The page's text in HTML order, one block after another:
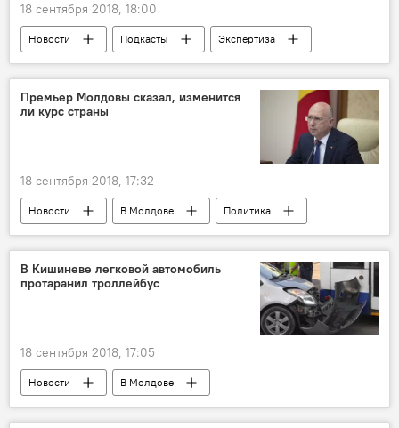
18 сентября 2018, 18:00
Новости Подкасты
Экспертиза
Сказано в эфире
Республика Молдова
Корнелиу Чуря
отставка
правительство
Премьер Молдовы сказал, изменится
ли курс страны
18 сентября 2018, 17:32
Новости В Молдове
Политика
Республика Молдова
Павел Филип
евроинтеграция
правительство
В Кишиневе легковой автомобиль
протаранил троллейбус
18 сентября 2018, 17:05
Новости
В Молдове
Происшествия
Кишинев